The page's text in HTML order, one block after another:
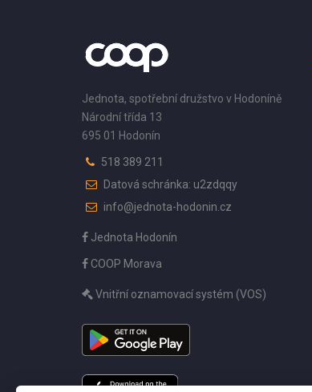
Jednota, spotřební družstvo v Hodoníně
Národní třída 13
695 01 Hodonín
518 389 211
Datová schránka: u2zdqqy
info@jednota-hodonin.cz
Jednota Hodonín
COOP Morava
Vnitřní oznamovací systém (VOS)